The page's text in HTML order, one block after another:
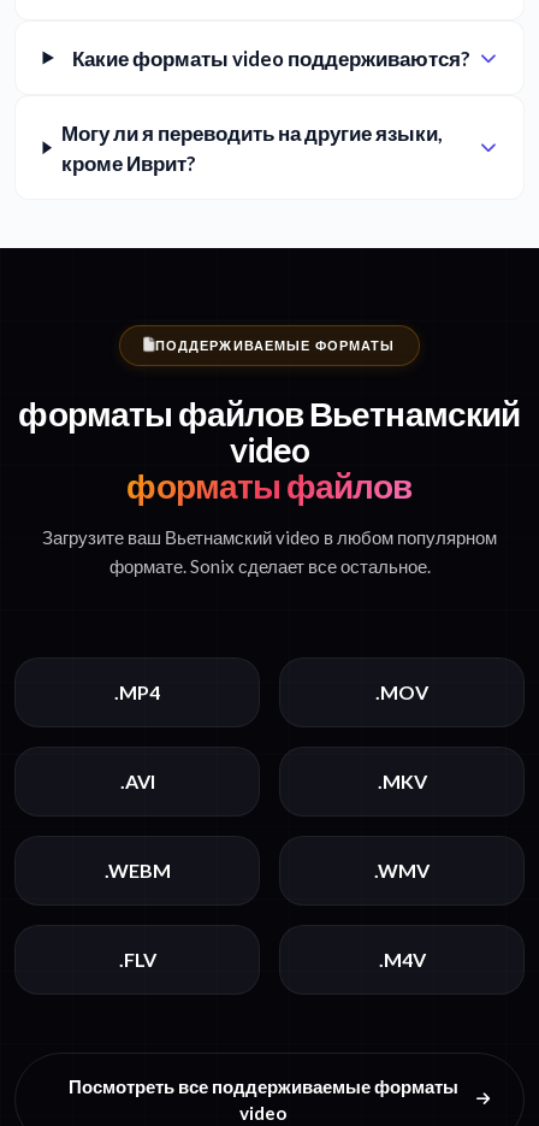
Какие форматы video поддерживаются?
Могу ли я переводить на другие языки,
кроме Иврит?
ПОДДЕРЖИВАЕМЫЕ ФОРМАТЫ
форматы файлов Вьетнамский
video
форматы файлов
Загрузите ваш Вьетнамский video в любом популярном
формате. Sonix сделает все остальное.
.MP4 .MOV
.AVI .MKV
.WEBM .WMV
.FLV .M4V
Посмотреть все поддерживаемые форматы
video